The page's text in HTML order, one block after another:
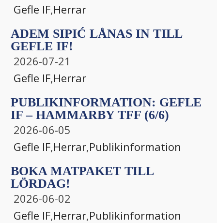
Gefle IF,Herrar
ADEM SIPIĆ LÅNAS IN TILL
GEFLE IF!
2026-07-21
Gefle IF,Herrar
PUBLIKINFORMATION: GEFLE
IF – HAMMARBY TFF (6/6)
2026-06-05
Gefle IF,Herrar,Publikinformation
BOKA MATPAKET TILL
LÖRDAG!
2026-06-02
Gefle IF,Herrar,Publikinformation